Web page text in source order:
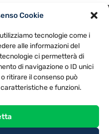
Cookie
tecnologie come i
alle informazioni del
ci permetterà di
di navigazione o ID unici
ritirare il consenso può
e funzioni.
PREFERENZE
S.P.A.
– 51100 Pistoia (PT)
0573.913615